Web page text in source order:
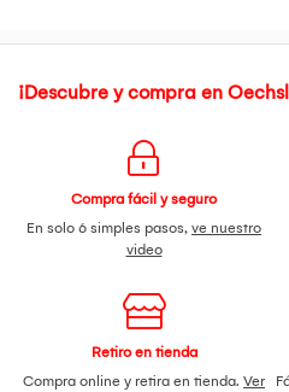
¡Descubre y compra en
Compra fácil y seguro
En solo 6 simples pasos, ve nuestro
video
Retiro en tienda
Compra online y retira en tienda. Ver